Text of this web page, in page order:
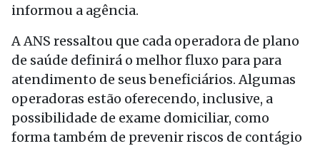
informou a agência.
A ANS ressaltou que cada operadora de plano
de saúde definirá o melhor fluxo para para
atendimento de seus beneficiários. Algumas
operadoras estão oferecendo, inclusive, a
possibilidade de exame domiciliar, como
forma também de prevenir riscos de contágio